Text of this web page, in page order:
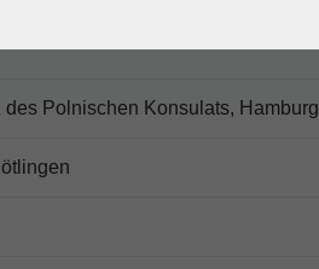
Polnischen Konsulats, Hamburg